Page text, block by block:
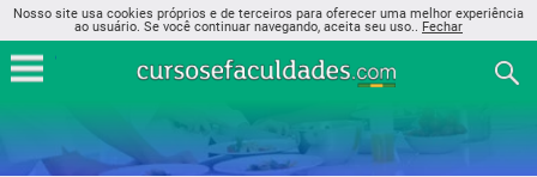
Nosso site usa cookies próprios e de terceiros para oferecer uma melhor experiência
ao usuário. Se você continuar navegando, aceita seu uso.. Fechar